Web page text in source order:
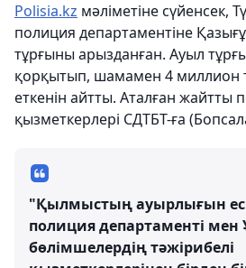
Polisia.kz мәліметіне сүйенсек,
полиция департаментіне
тұрғыны арызданған. Ауыл
қорқытып, шамамен 4 миллион
еткенін айтты. Аталған жайтты
қызметкерлері СДТБТ-ға
"Қылмыстың ауырлығын
полиция департаменті
бөлімшелердің тәжірибелі